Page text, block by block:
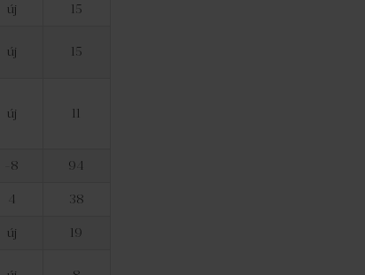
új 15
új 15
új 11
-8 94
4 38
új 19